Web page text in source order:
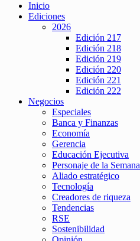
Inicio
Ediciones
2026
Edición 217
Edición 218
Edición 219
Edición 220
Edición 221
Edición 222
Negocios
Especiales
Banca y Finanzas
Economía
Gerencia
Educación Ejecutiva
Personaje de la Semana
Aliado estratégico
Tecnología
Creadores de riqueza
Tendencias
RSE
Sostenibilidad